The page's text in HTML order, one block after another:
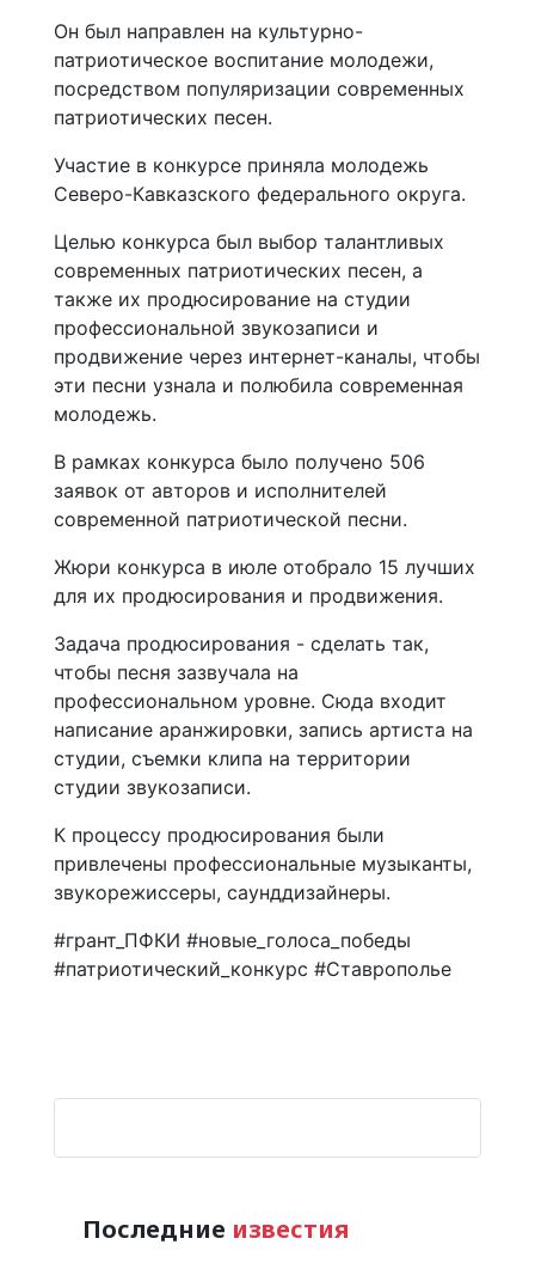
Он был направлен на культурно-
патриотическое воспитание молодежи,
посредством популяризации современных
патриотических песен.
Участие в конкурсе приняла молодежь
Северо-Кавказского федерального округа.
Целью конкурса был выбор талантливых
современных патриотических песен, а
также их продюсирование на студии
профессиональной звукозаписи и
продвижение через интернет-каналы, чтобы
эти песни узнала и полюбила современная
молодежь.
В рамках конкурса было получено 506
заявок от авторов и исполнителей
современной патриотической песни.
Жюри конкурса в июле отобрало 15 лучших
для их продюсирования и продвижения.
Задача продюсирования - сделать так,
чтобы песня зазвучала на
профессиональном уровне. Сюда входит
написание аранжировки, запись артиста на
студии, съемки клипа на территории
студии звукозаписи.
К процессу продюсирования были
привлечены профессиональные музыканты,
звукорежиссеры, саунддизайнеры.
#грант_ПФКИ #новые_голоса_победы
#патриотический_конкурс #Ставрополье
Последние известия